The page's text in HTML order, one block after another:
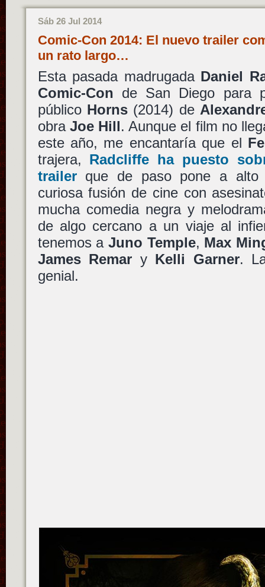
Sáb 26 Jul 2014
Comic-Con 2014: El nuevo trailer
un rato largo…
Esta pasada madrugada Daniel
Comic-Con de San Diego para
público Horns(2014) de
obra Joe Hill. Aunque el film no
este año, me encantaría que el
trajera, Radcliffe ha puesto
trailerque de paso pone a alto
curiosa fusión de cine con
mucha comedia negra y
de algo cercano a un viaje al
tenemos a Juno Temple, Max
James Remar y Kelli Garner.
genial.